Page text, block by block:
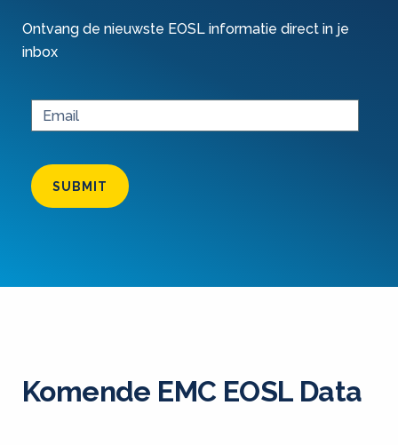
Ontvang de nieuwste EOSL informatie direct in je
inbox
SUBMIT
Komende EMC EOSL Data